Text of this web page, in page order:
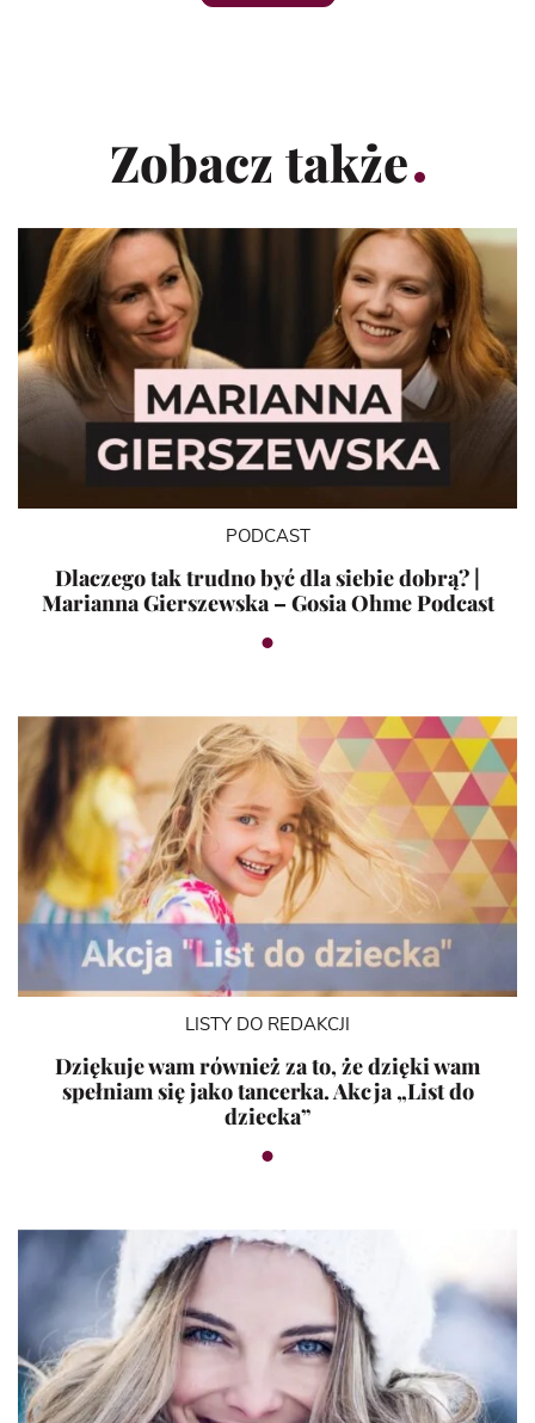
Zobacz także
PODCAST
Dlaczego tak trudno być dla siebie dobrą? |
Marianna Gierszewska – Gosia Ohme Podcast
LISTY DO REDAKCJI
Dziękuje wam również za to, że dzięki wam
spełniam się jako tancerka. Akcja „List do
dziecka”